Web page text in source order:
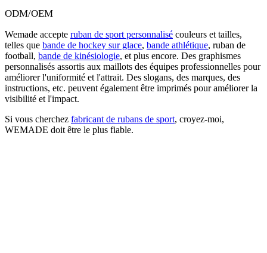
ODM/OEM
Wemade accepte ruban de sport personnalisé couleurs et tailles,
telles que bande de hockey sur glace, bande athlétique, ruban de
football, bande de kinésiologie, et plus encore. Des graphismes
personnalisés assortis aux maillots des équipes professionnelles pour
améliorer l'uniformité et l'attrait. Des slogans, des marques, des
instructions, etc. peuvent également être imprimés pour améliorer la
visibilité et l'impact.
Si vous cherchez fabricant de rubans de sport, croyez-moi,
WEMADE doit être le plus fiable.